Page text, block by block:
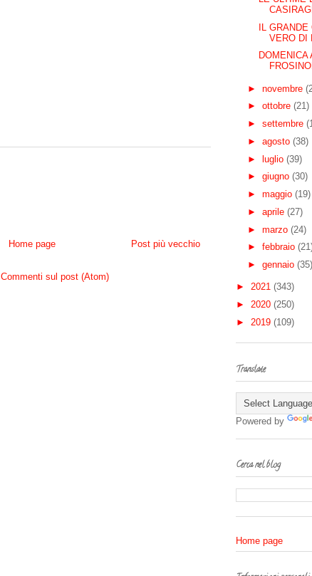
Post più vecchio
Home page
Commenti sul post (Atom)
IL GRANDE
VERO DI
DOMENICA
► novembre
► ottobre (21)
► settembre
► agosto (38)
► luglio (39)
► giugno (30)
► maggio (19)
► aprile (27)
► marzo (24)
► febbraio
► gennaio (35)
► 2021 (343)
► 2020 (250)
► 2019 (109)
Translate
Powered by
Cerca nel blog
Home page